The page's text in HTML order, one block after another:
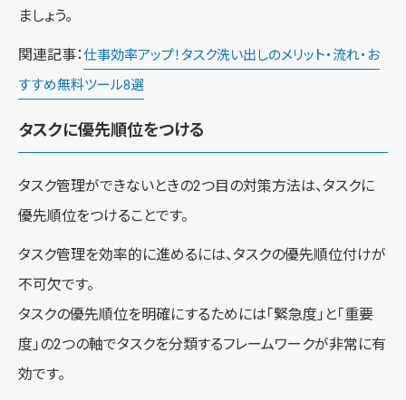
ましょう。
関連記事：仕事効率アップ！タスク洗い出しのメリット・流れ・お
すすめ無料ツール8選
タスクに優先順位をつける
タスク管理ができないときの2つ目の対策方法は、タスクに
優先順位をつけることです。
タスク管理を効率的に進めるには、タスクの優先順位付けが
不可欠です。
タスクの優先順位を明確にするためには「緊急度」と「重要
度」の2つの軸でタスクを分類するフレームワークが非常に有
効です。